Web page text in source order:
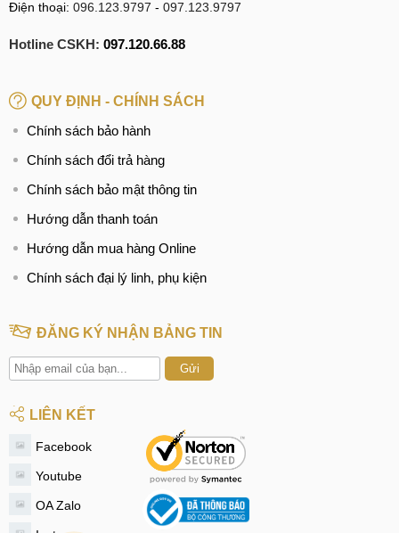
Điện thoại: 096.123.9797 - 097.123.9797
Hotline CSKH: 097.120.66.88
QUY ĐỊNH - CHÍNH SÁCH
Chính sách bảo hành
Chính sách đổi trả hàng
Chính sách bảo mật thông tin
Hướng dẫn thanh toán
Hướng dẫn mua hàng Online
Chính sách đại lý linh, phụ kiện
ĐĂNG KÝ NHẬN BẢNG TIN
Gửi
LIÊN KẾT
Facebook
Youtube
OA Zalo